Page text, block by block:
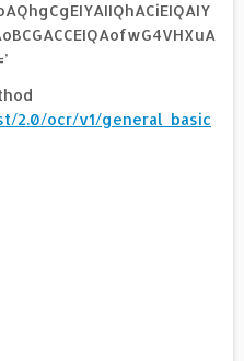
2.0/ocr/v1/general_basic